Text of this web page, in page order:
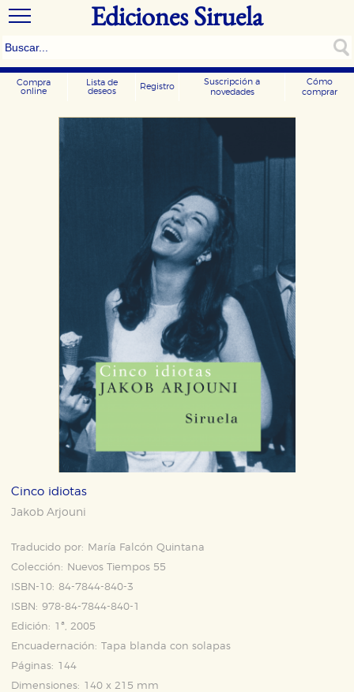
Ediciones Siruela
Compra
online
Lista de
deseos
Registro
Suscripción a
novedades
Cómo
comprar
Cinco idiotas
Jakob Arjouni
Traducido por:
María Falcón Quintana
Colección:
Nuevos Tiempos 55
ISBN-10: 84-7844-840-3
ISBN: 978-84-7844-840-1
Edición: 1ª, 2005
Encuadernación: Tapa blanda con solapas
Páginas: 144
Dimensiones: 140 x 215 mm